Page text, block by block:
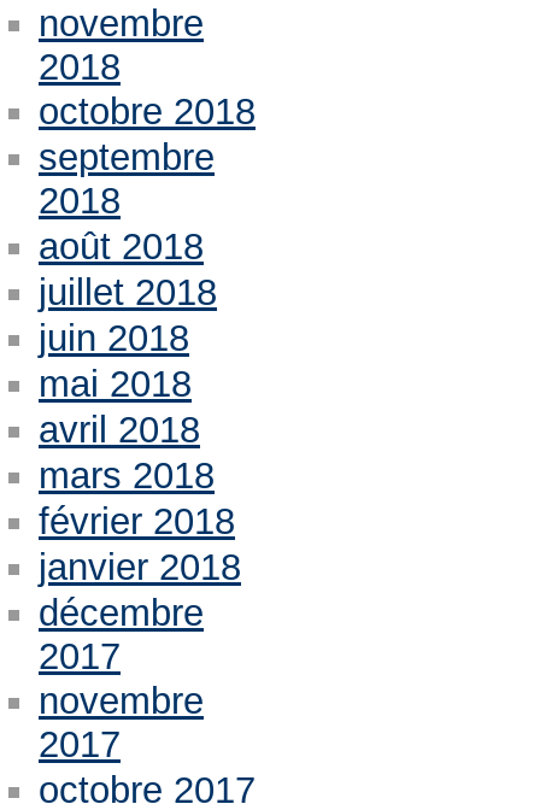
novembre
2018
octobre 2018
septembre
2018
août 2018
juillet 2018
juin 2018
mai 2018
avril 2018
mars 2018
février 2018
janvier 2018
décembre
2017
novembre
2017
octobre 2017